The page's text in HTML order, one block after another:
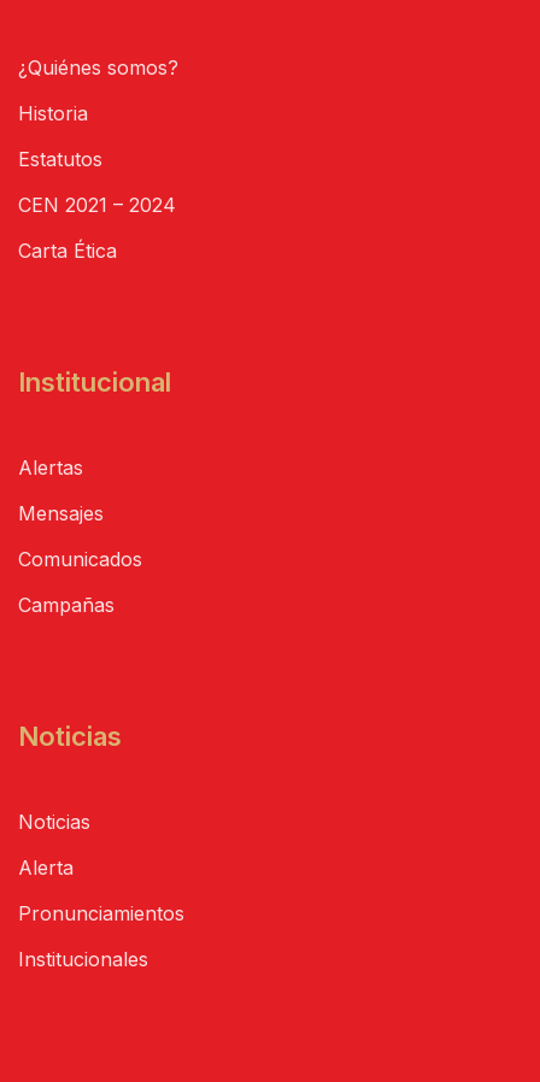
¿Quiénes somos?
Historia
Estatutos
CEN 2021 – 2024
Carta Ética
Institucional
Alertas
Mensajes
Comunicados
Campañas
Noticias
Noticias
Alerta
Pronunciamientos
Institucionales